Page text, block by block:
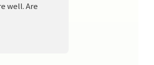
well. Are